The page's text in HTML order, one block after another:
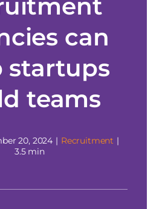
About us
FAQs
can
startups
teams
20, 2024 | Recruitment |
3.5 min